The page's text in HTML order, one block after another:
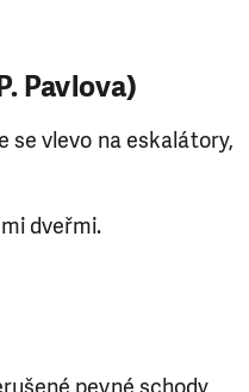
Pavlova)
se vlevo na eskalátory,
dveřmi.